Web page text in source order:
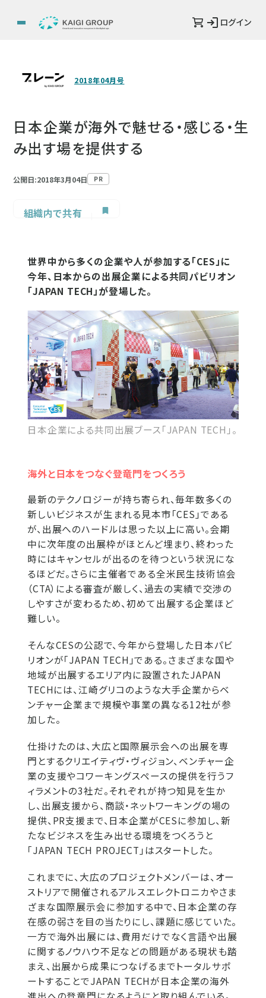
ログイン
2018年04月号
日本企業が海外で魅せる・感じる・生
み出す場を提供する
公開日:2018年3月04日 PR
組織内で共有
世界中から多くの企業や人が参加する「CES」に
今年、日本からの出展企業による共同パビリオン
「JAPAN TECH」が登場した。
日本企業による共同出展ブース「JAPAN TECH」。
海外と日本をつなぐ登竜門をつくろう
最新のテクノロジーが持ち寄られ、毎年数多くの
新しいビジネスが生まれる見本市「CES」である
が、出展へのハードルは思った以上に高い。会期
中に次年度の出展枠がほとんど埋まり、終わった
時にはキャンセルが出るのを待つという状況にな
るほどだ。さらに主催者である全米民生技術協会
（CTA）による審査が厳しく、過去の実績で交渉の
しやすさが変わるため、初めて出展する企業ほど
難しい。
そんなCESの公認で、今年から登場した日本パビ
リオンが「JAPAN TECH」である。さまざまな国や
地域が出展するエリア内に設置されたJAPAN
TECHには、江崎グリコのような大手企業からベ
ンチャー企業まで規模や事業の異なる12社が参
加した。
仕掛けたのは、大広と国際展示会への出展を専
門とするクリエイティヴ・ヴィジョン、ベンチャー企
業の支援やコワーキングスペースの提供を行うフ
ィラメントの3社だ。それぞれが持つ知見を生か
し、出展支援から、商談・ネットワーキングの場の
提供、PR支援まで、日本企業がCESに参加し、新
たなビジネスを生み出せる環境をつくろうと
「JAPAN TECH PROJECT」はスタートした。
これまでに、大広のプロジェクトメンバーは、オー
ストリアで開催されるアルスエレクトロニカやさま
ざまな国際展示会に参加する中で、日本企業の存
在感の弱さを目の当たりにし、課題に感じていた。
一方で海外出展には、費用だけでなく言語や出展
に関するノウハウ不足などの問題がある現状も踏
まえ、出展から成果につなげるまでトータルサポ
ートすることでJAPAN TECHが日本企業の海外